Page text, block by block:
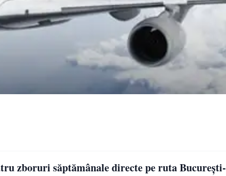
zboruri săptămânale directe pe ruta Bucureşti-